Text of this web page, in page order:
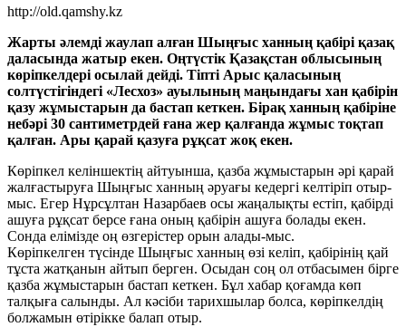
http://old.qamshy.kz
Жарты әлемді жаулап алған Шыңғыс ханның қабірі қазақ
даласында жатыр екен. Оңтүстік Қазақстан облысының
көріпкелдері осылай дейді. Тіпті Арыс қаласының
солтүстігіндегі «Лесхоз» ауылының маңындағы хан қабірін
қазу жұмыстарын да бастап кеткен. Бірақ ханның қабіріне
небәрі 30 сантиметрдей ғана жер қалғанда жұмыс тоқтап
қалған. Ары қарай қазуға рұқсат жоқ екен.
Көріпкел келіншектің айтуынша, қазба жұмыстарын әрі қарай
жалғастыруға Шыңғыс ханның әруағы кедергі келтіріп отыр-
мыс. Егер Нұрсұлтан Назарбаев осы жаңалықты естіп, қабірді
ашуға рұқсат берсе ғана оның қабірін ашуға болады екен.
Сонда елімізде оң өзгерістер орын алады-мыс.
Көріпкелген түсінде Шыңғыс ханның өзі келіп, қабірінің қай
тұста жатқанын айтып берген. Осыдан соң ол отбасымен бірге
қазба жұмыстарын бастап кеткен. Бұл хабар қоғамда көп
талқыға салынды. Ал кәсіби тарихшылар болса, көріпкелдің
болжамын өтірікке балап отыр.